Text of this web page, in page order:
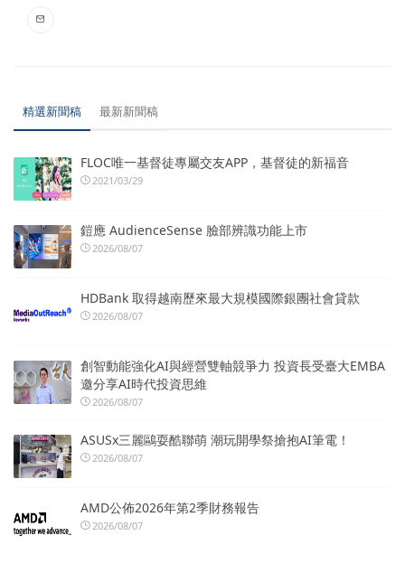
精選新聞稿 最新新聞稿
FLOC唯一基督徒專屬交友APP，基督徒的新福音
2021/03/29
鎧應 AudienceSense 臉部辨識功能上市
2026/08/07
HDBank 取得越南歷來最大規模國際銀團社會貸款
2026/08/07
創智動能強化AI與經營雙軸競爭力 投資長受臺大EMBA
邀分享AI時代投資思維
2026/08/07
ASUSx三麗鷗耍酷聯萌 潮玩開學祭搶抱AI筆電！
2026/08/07
AMD公佈2026年第2季財務報告
2026/08/07